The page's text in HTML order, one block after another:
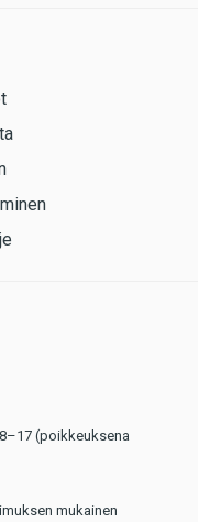
(poikkeuksena
mukainen